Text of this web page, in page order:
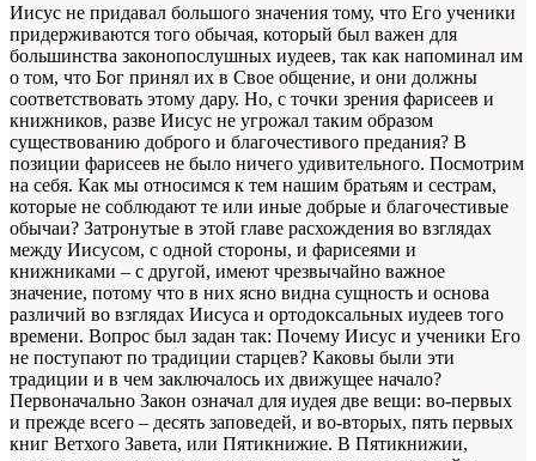
Иисус не придавал большого значения тому, что Его ученики
придерживаются того обычая, который был важен для
большинства законопослушных иудеев, так как напоминал им
о том, что Бог принял их в Свое общение, и они должны
соответствовать этому дару. Но, с точки зрения фарисеев и
книжников, разве Иисус не угрожал таким образом
существованию доброго и благочестивого предания? В
позиции фарисеев не было ничего удивительного. Посмотрим
на себя. Как мы относимся к тем нашим братьям и сестрам,
которые не соблюдают те или иные добрые и благочестивые
обычаи? Затронутые в этой главе расхождения во взглядах
между Иисусом, с одной стороны, и фарисеями и
книжниками – с другой, имеют чрезвычайно важное
значение, потому что в них ясно видна сущность и основа
различий во взглядах Иисуса и ортодоксальных иудеев того
времени. Вопрос был задан так: Почему Иисус и ученики Его
не поступают по традиции старцев? Каковы были эти
традиции и в чем заключалось их движущее начало?
Первоначально Закон означал для иудея две вещи: во-первых
и прежде всего – десять заповедей, и во-вторых, пять первых
книг Ветхого Завета, или Пятикнижие. В Пятикнижии,